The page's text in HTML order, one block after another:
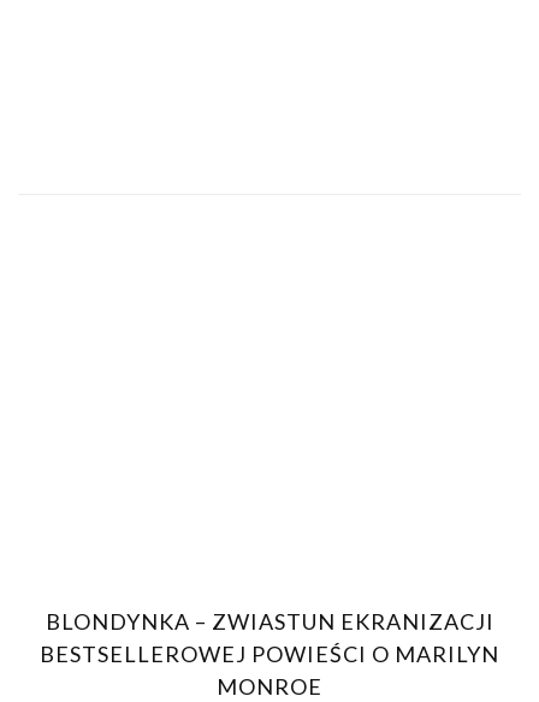
BLONDYNKA – ZWIASTUN EKRANIZACJI
BESTSELLEROWEJ POWIEŚCI O MARILYN
MONROE